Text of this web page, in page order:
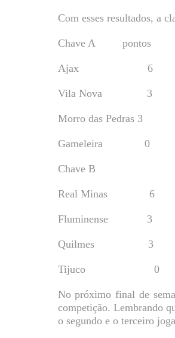
Com esses resultados, a
Chave A pontos
Ajax
Vila
Morro das
Gameleira
Chave B
Real
Quilmes
Tijuco
No próximo final de
competição. Lembrando
o segundo e o terceiro